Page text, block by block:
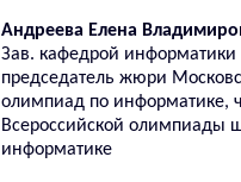
Андреева Елена
Зав. кафедрой
председатель жюри
олимпиад по информатике,
Всероссийской олимпиады
информатике